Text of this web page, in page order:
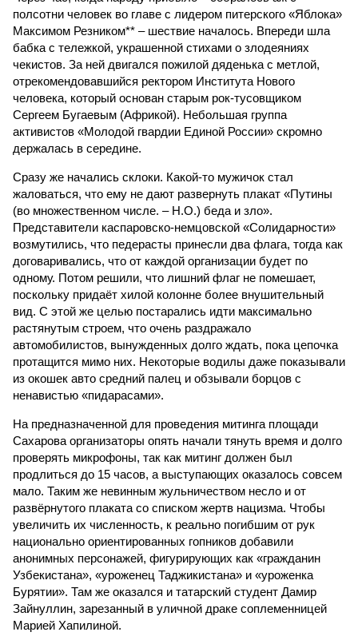
полсотни человек во главе с лидером питерского «Яблока»
Максимом Резником** – шествие началось. Впереди шла
бабка с тележкой, украшенной стихами о злодеяниях
чекистов. За ней двигался пожилой дяденька с метлой,
отрекомендовавшийся ректором Института Нового
человека, который основан старым рок-тусовщиком
Сергеем Бугаевым (Африкой). Небольшая группа
активистов «Молодой гвардии Единой России» скромно
держалась в середине.
Сразу же начались склоки. Какой-то мужичок стал
жаловаться, что ему не дают развернуть плакат «Путины
(во множественном числе. – Н.О.) беда и зло».
Представители каспаровско-немцовской «Солидарности»
возмутились, что педерасты принесли два флага, тогда как
договаривались, что от каждой организации будет по
одному. Потом решили, что лишний флаг не помешает,
поскольку придаёт хилой колонне более внушительный
вид. С этой же целью постарались идти максимально
растянутым строем, что очень раздражало
автомобилистов, вынужденных долго ждать, пока цепочка
протащится мимо них. Некоторые водилы даже показывали
из окошек авто средний палец и обзывали борцов с
ненавистью «пидарасами».
На предназначенной для проведения митинга площади
Сахарова организаторы опять начали тянуть время и долго
проверять микрофоны, так как митинг должен был
продлиться до 15 часов, а выступающих оказалось совсем
мало. Таким же невинным жульничеством несло и от
развёрнутого плаката со списком жертв нацизма. Чтобы
увеличить их численность, к реально погибшим от рук
национально ориентированных гопников добавили
анонимных персонажей, фигурирующих как «гражданин
Узбекистана», «уроженец Таджикистана» и «уроженка
Бурятии». Там же оказался и татарский студент Дамир
Зайнуллин, зарезанный в уличной драке соплеменницей
Марией Хапилиной.